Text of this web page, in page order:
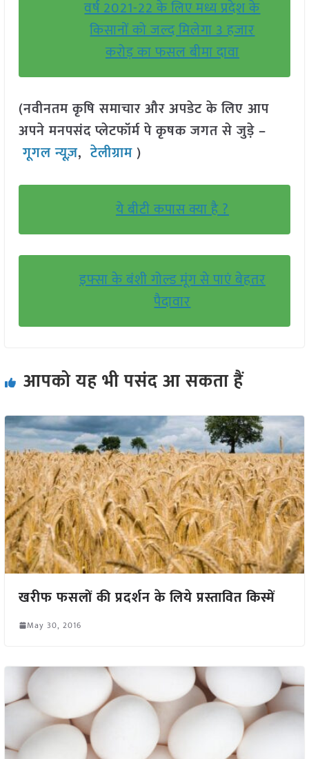
वर्ष 2021-22 के लिए मध्य प्रदेश के
किसानों को जल्द मिलेगा 3 हजार
करोड़ का फसल बीमा दावा
(नवीनतम कृषि समाचार और अपडेट के लिए आप
अपने मनपसंद प्लेटफॉर्म पे कृषक जगत से जुड़े –
गूगल न्यूज़,टेलीग्राम )
ये बीटी कपास क्या है ?
इफ्सा के बंशी गोल्ड मूंग से पाएं बेहतर
पैदावार
आपको यह भी पसंद आ सकता हैं
खरीफ फसलों की प्रदर्शन के लिये प्रस्तावित किस्में
May 30, 2016